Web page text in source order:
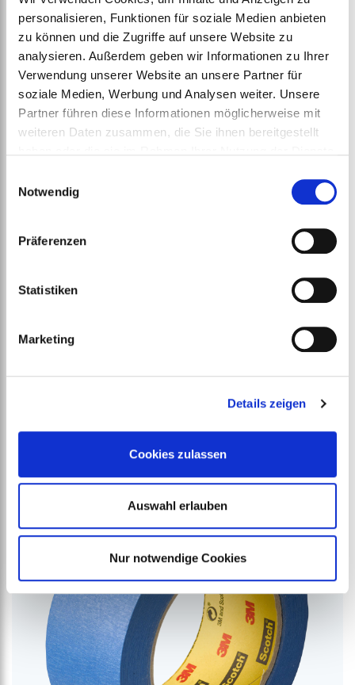
personalisieren, Funktionen für soziale Medien anbieten
zu können und die Zugriffe auf unsere Website zu
analysieren. Außerdem geben wir Informationen zu Ihrer
Verwendung unserer Website an unsere Partner für
soziale Medien, Werbung und Analysen weiter. Unsere
Partner führen diese Informationen möglicherweise mit
weiteren Daten zusammen, die Sie ihnen bereitgestellt
Notwendig
Präferenzen
Statistiken
Marketing
Details zeigen
Cookies zulassen
Auswahl erlauben
Nur notwendige Cookies
ab€255,85
ab€4,46